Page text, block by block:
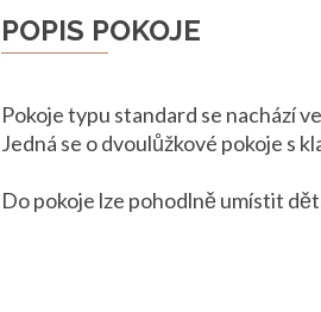
POPIS POKOJE
Pokoje typu standard se nachází
Jedná se o dvoulůžkové pokoje s
Do pokoje lze pohodlně umístit